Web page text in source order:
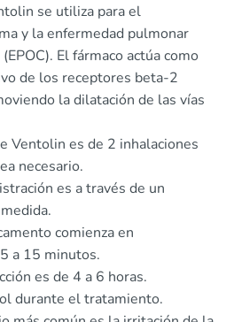
se utiliza para el
y la enfermedad pulmonar
El fármaco actúa como
de los receptores beta-2
la dilatación de las vías
Ventolin es de 2 inhalaciones
necesario.
es a través de un
comienza en
a 15 minutos.
es de 4 a 6 horas.
durante el tratamiento.